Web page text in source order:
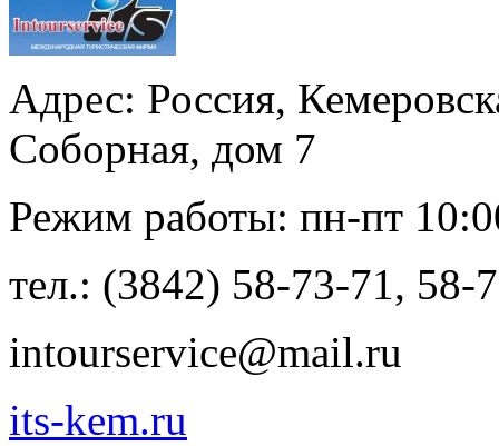
Адрес: Россия,
Соборная, дом 7
Режим работы: пн-пт
тел.: (3842) 58-73-71, 58-
intourservice@mail.ru
its-kem.ru